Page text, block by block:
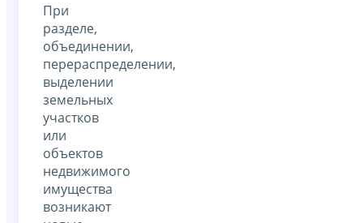
При
разделе,
объединении,
перераспределении,
выделении
земельных
участков
или
объектов
недвижимого
имущества
возникают